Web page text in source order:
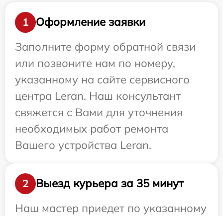
1
Оформление заявки
Заполните форму обратной связи
или позвоните нам по номеру,
указанному на сайте сервисного
центра Leran. Наш консультант
свяжется с Вами для уточнения
необходимых работ ремонта
Вашего устройства Leran.
2
Выезд курьера за 35 минут
Наш мастер приедет по указанному